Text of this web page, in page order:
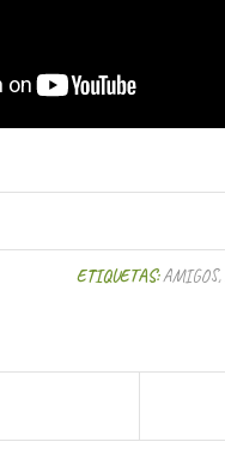
ETIQUETAS: AMIGOS,